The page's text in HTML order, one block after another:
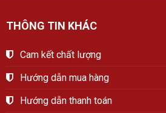
THÔNG TIN KHÁC
Cam kết chất lượng
Hướng dẫn mua hàng
Hướng dẫn thanh toán